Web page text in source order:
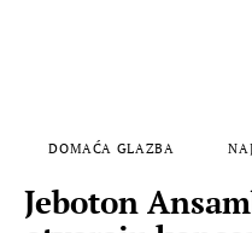
DOMAĆA GLAZBA
Jeboton